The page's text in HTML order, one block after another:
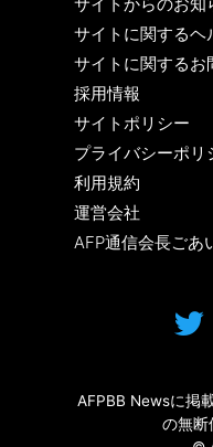
サイトに関するヘ
サイトに関するお
採用情報
サイトポリシー
プライバシーポリ
利用規約
運営会社
AFP通信会長ごあ
AFPBB Newsに掲
の無断